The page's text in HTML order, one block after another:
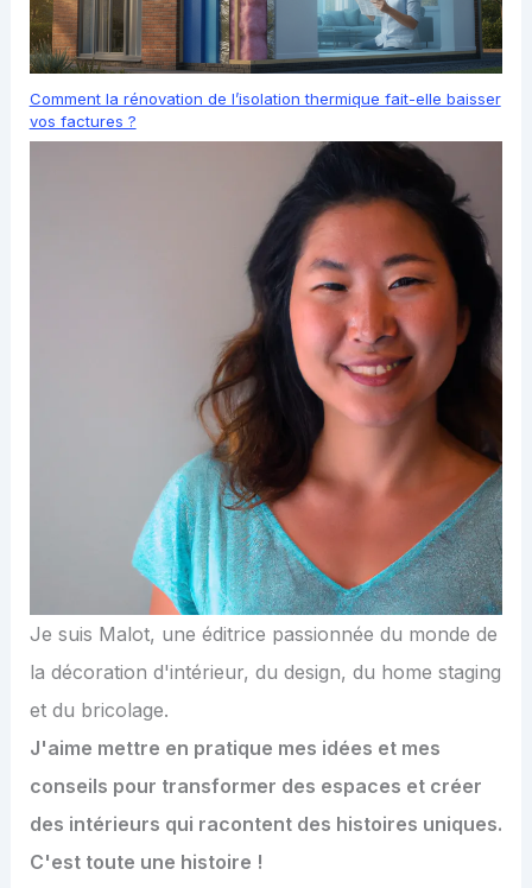
Comment la rénovation de l’isolation thermique fait-elle baisser
vos factures ?
Je suis Malot, une éditrice passionnée du monde de
la décoration d'intérieur, du design, du home staging
et du bricolage.
J'aime mettre en pratique mes idées et mes
conseils pour transformer des espaces et créer
des intérieurs qui racontent des histoires uniques.
C'est toute une histoire !